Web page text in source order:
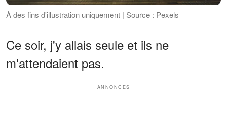
À des fins d'illustration uniquement | Source : Pexels
Ce soir, j'y allais seule et ils ne
m'attendaient pas.
ANNONCES